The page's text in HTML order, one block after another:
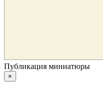
Публикация миниатюры
×